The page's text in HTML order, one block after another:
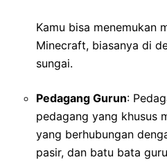
Kamu bisa menemukan
Minecraft, biasanya di
sungai.
Pedagang Gurun:
pedagang yang khusus
yang berhubungan
pasir, dan batu bata